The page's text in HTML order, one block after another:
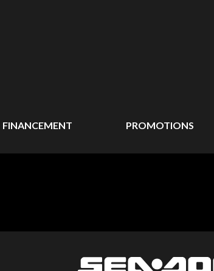
FINANCEMENT PROMOTIONS